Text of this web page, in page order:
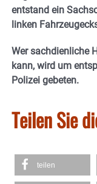
entstand ein
linken
Wer sachdienliche
kann, wird um
Polizei gebeten.
Teilen Sie
teilen